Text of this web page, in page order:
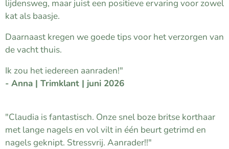
lijdensweg, maar juist een positieve ervaring voor zowel
kat als baasje.
Daarnaast kregen we goede tips voor het verzorgen van
de vacht thuis.
Ik zou het iedereen aanraden!"
- Anna | Trimklant | juni 2026
"Claudia is fantastisch. Onze snel boze britse korthaar
met lange nagels en vol vilt in één beurt getrimd en
nagels geknipt. Stressvrij. Aanrader!!"